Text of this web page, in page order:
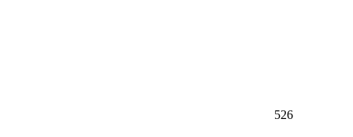
526